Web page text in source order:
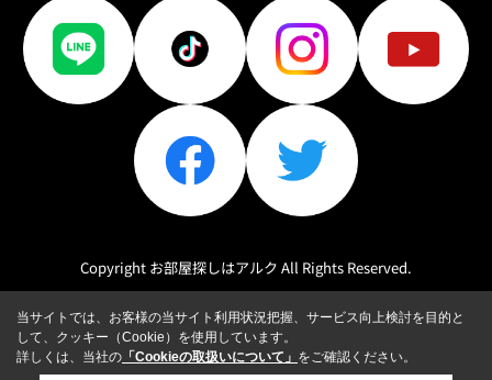
Copyright お部屋探しはアルク All Rights Reserved.
当サイトでは、お客様の当サイト利用状況把握、サービス向上検討を目的と
して、クッキー（Cookie）を使用しています。
詳しくは、当社の 「Cookieの取扱いについて」 をご確認ください。